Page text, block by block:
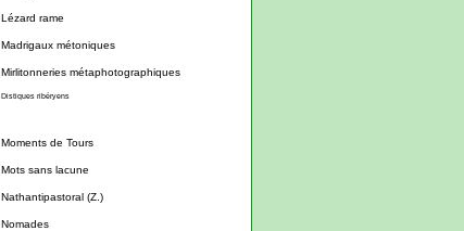
Lézard rame
Madrigaux métoniques
Mirlitonneries métaphotographiques
Distiques ribéryens
Moments de Tours
Mots sans lacune
Nathantipastoral (Z.)
Nomades